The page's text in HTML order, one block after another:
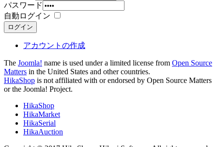
パスワード
自動ログイン
ログイン
アカウントの作成
The Joomla! name is used under a limited license from Open Source
Matters in the United States and other countries.
HikaShop is not affiliated with or endorsed by Open Source Matters
or the Joomla! Project.
HikaShop
HikaMarket
HikaSerial
HikaAuction